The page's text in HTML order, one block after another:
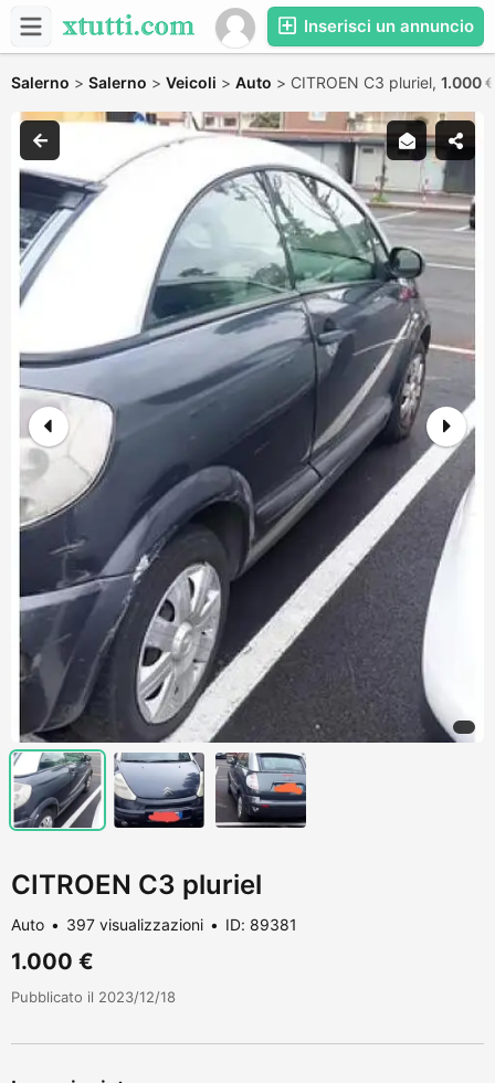
Inserisci un annuncio
Salerno > Salerno > Veicoli > Auto > CITROEN C3 pluriel, 1.000 €
CITROEN C3 pluriel
Auto 397 visualizzazioni ID: 89381
1.000 €
Pubblicato il 2023/12/18